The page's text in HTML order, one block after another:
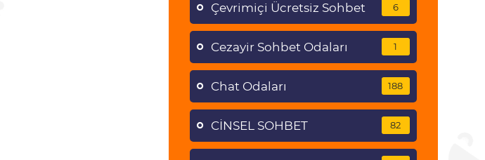
Çevrimiçi Ücretsiz Sohbet 6
Cezayir Sohbet Odaları 1
Chat Odaları 188
CİNSEL SOHBET 82